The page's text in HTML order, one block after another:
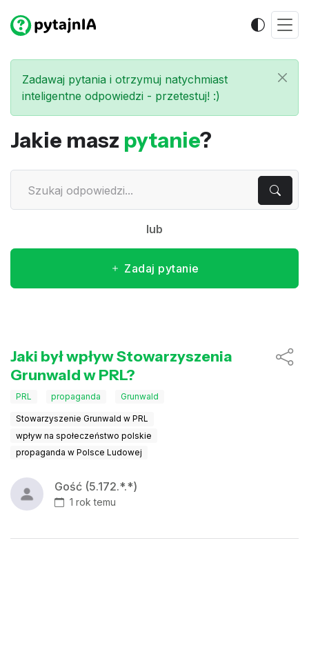
Zadawaj pytania i otrzymuj natychmiast
inteligentne odpowiedzi - przetestuj! :)
Jakie masz pytanie?
lub
Zadaj pytanie
Jaki był wpływ Stowarzyszenia
Grunwald w PRL?
PRL propaganda Grunwald
Stowarzyszenie Grunwald w PRL
wpływ na społeczeństwo polskie
propaganda w Polsce Ludowej
Gość (5.172.*.*)
1 rok temu